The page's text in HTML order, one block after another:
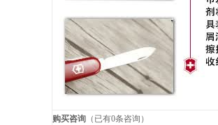
购买咨询 （已有0条咨询）